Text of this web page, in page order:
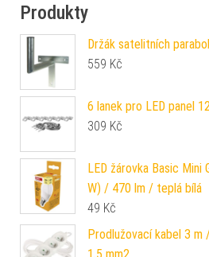
Produkty
Držák satelitních
559 Kč
6 lanek pro LED panel
309 Kč
LED žárovka Basic
W) / 470 lm / teplá bílá
49 Kč
Prodlužovací kabel 3